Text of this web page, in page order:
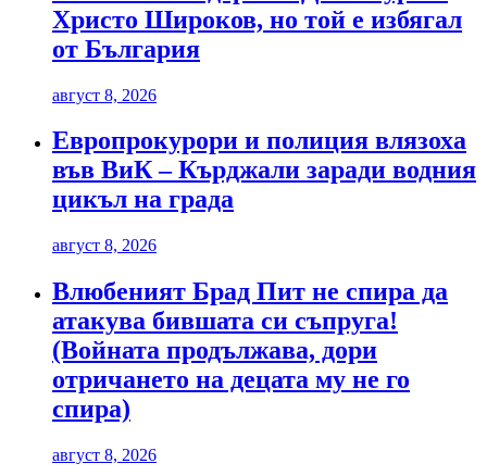
Христо Широков, но той е избягал
от България
август 8, 2026
Европрокурори и полиция влязоха
във ВиК – Кърджали заради водния
цикъл на града
август 8, 2026
Влюбеният Брад Пит не спира да
атакува бившата си съпруга!
(Войната продължава, дори
отричането на децата му не го
спира)
август 8, 2026